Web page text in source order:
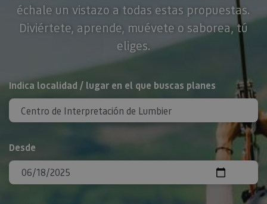
échale un vistazo a todas estas propuestas.
Diviértete, aprende, muévete o saborea, tú
eliges.
BUSCAR
Indica localidad / lugar en el que buscas planes
Desde